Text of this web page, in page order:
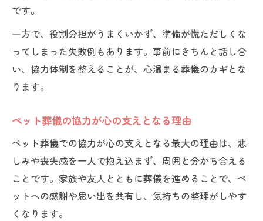
です。
一方で、役割分担がうまくいかず、準備が慌ただしくな
ってしまった失敗例もあります。事前にきちんと話し合
い、協力体制を整えることが、心温まる葬儀のカギとな
ります。
ペット葬儀の協力が心の支えとなる理由
ペット葬儀での協力が心の支えとなる最大の理由は、悲
しみや喪失感を一人で抱え込まず、周囲と分かち合える
ことです。家族や友人とともに葬儀を進めることで、ペ
ットへの感謝や思い出を共有し、気持ちの整理がしやす
くなります。